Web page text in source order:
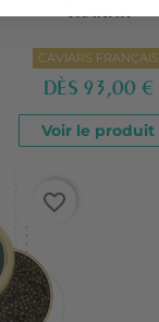
Traktir
CAVIARS FRANÇAIS
DÈS 93,00 €
Voir le produit
favorite_border